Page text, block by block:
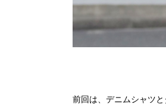
前回は、デニムシャツ